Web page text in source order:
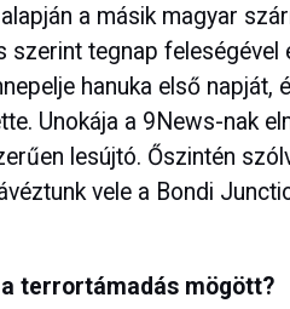
a másik magyar
szerint tegnap feleségével
hanuka első napját,
Unokája a 9News-nak
lesújtó. Őszintén
vele a Bondi
terrortámadás mögött?